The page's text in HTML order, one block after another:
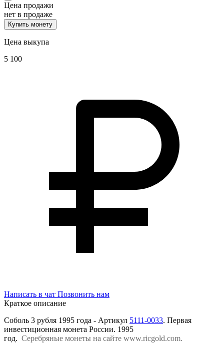
Цена продажи
нет в продаже
Купить монету
Цена выкупа
5 100
Написать в чат Позвонить нам
Краткое описание
Соболь 3 рубля 1995 года - Артикул 5111-0033. Первая
инвестиционная монета России. 1995
год. Серебряные монеты на сайте www.ricgold.com.